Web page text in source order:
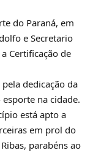
do Paraná, em
e Secretario
Certificação de
dedicação da
na cidade.
está apto a
em prol do
parabéns ao